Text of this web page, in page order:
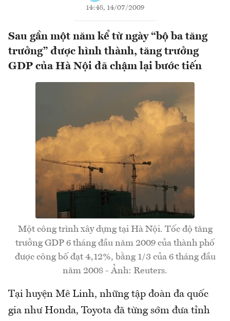
14:48, 14/07/2009
Sau gần một năm kể từ ngày “bộ ba tăng
trưởng” được hình thành, tăng trưởng
GDP của Hà Nội đã chậm lại bước tiến
Một công trình xây dựng tại Hà Nội. Tốc độ tăng
trưởng GDP 6 tháng đầu năm 2009 của thành phố
được công bố đạt 4,12%, bằng 1/3 của 6 tháng đầu
năm 2008 - Ảnh: Reuters.
Tại huyện Mê Linh, những tập đoàn đa quốc
gia như Honda, Toyota đã từng sớm đưa tỉnh